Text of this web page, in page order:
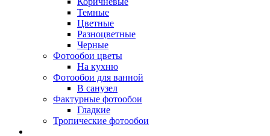
Темные
Цветные
Разноцветные
Черные
Фотообои цветы
На кухню
Фотообои для ванной
В санузел
Фактурные фотообои
Гладкие
Тропические фотообои